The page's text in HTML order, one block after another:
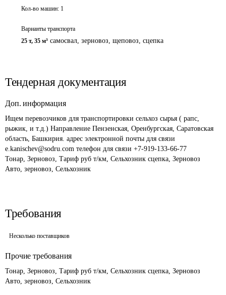
Кол-во машин: 1
Варианты транспорта
25 т, 35 м³ самосвал, зерновоз, щеповоз, сцепка
Тендерная документация
Доп. информация
Ищем перевозчиков для транспортировки сельхоз сырья ( рапс,
рыжик, и т.д.) Направление Пензенская, Оренбургская, Саратовская
область, Башкирия. адрес электронной почты для связи
e.kanischev@sodru.com телефон для связи +7-919-133-66-77
Тонар, Зерновоз, Тариф руб т/км, Сельхозник сцепка, Зерновоз
Авто, зерновоз, Сельхозник
Требования
Несколько поставщиков
Прочие требования
Тонар, Зерновоз, Тариф руб т/км, Сельхозник сцепка, Зерновоз
Авто, зерновоз, Сельхозник